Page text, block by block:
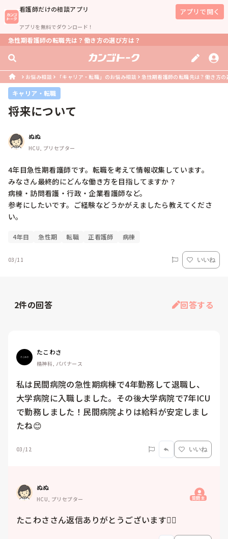
看護師だけの相談アプリ
アプリを無料でダウンロード！
アプリで開く
急性期看護師の転職先は？働き方の選び方は？
お悩み相談 「キャリア・転職」のお悩み相談 急性期看護師の転職先は？働き方の
キャリア・転職
将来について
ぬぬ
HCU, プリセプター
4年目急性期看護師です。転職を考えて情報収集しています。
みなさん最終的にどんな働き方を目指してますか？
病棟・訪問看護・行政・企業看護師など。
参考にしたいです。ご経験などうかがえましたら教えてくださ
4年目 急性期 転職 正看護師 病棟
03/11 いいね
2件の回答 回答する
たこわさ
精神科, パパナース
私は民間病院の急性期病棟で4年勤務して退職し、
大学病院に入職しました。その後大学病院で7年ICU
で勤務しました！民間病院よりは給料が安定しまし
たね😊
03/12 いいね
ぬぬ
HCU, プリセプター 質問主
たこわささん返信ありがとうございます🙇‍♀️